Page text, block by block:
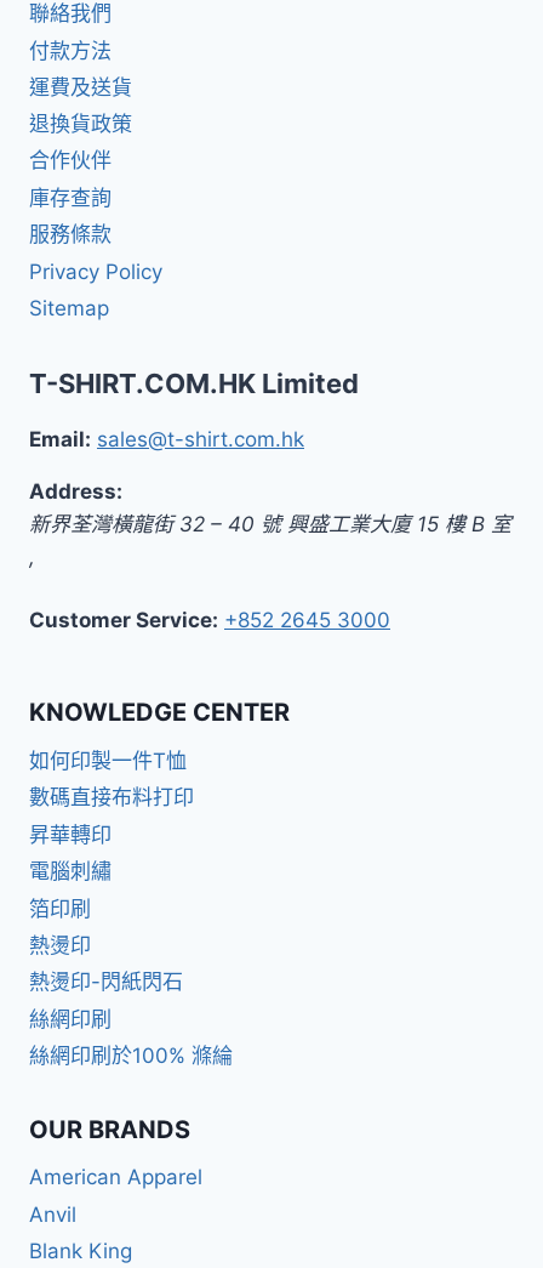
聯絡我們
付款方法
運費及送貨
退換貨政策
合作伙伴
庫存查詢
服務條款
Privacy Policy
Sitemap
T-SHIRT.COM.HK Limited
Email: sales@t-shirt.com.hk
Address:
新界荃灣橫龍街 32 – 40 號 興盛工業大廈 15 樓 B 室
,
Customer Service: +852 2645 3000
KNOWLEDGE CENTER
如何印製一件T恤
數碼直接布料打印
昇華轉印
電腦刺繡
箔印刷
熱燙印
熱燙印-閃紙閃石
絲網印刷
絲網印刷於100% 滌綸
OUR BRANDS
American Apparel
Anvil
Blank King